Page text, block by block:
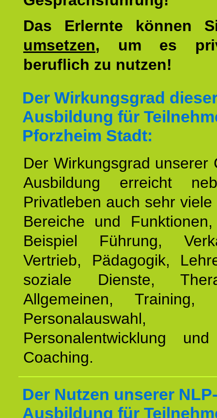
Das Erlernte können
umsetzen, um es
beruflich zu nutzen!
Der Wirkungsgrad
Ausbildung für
Pforzheim Stadt:
Der Wirkungsgrad unserer
Ausbildung erreicht
Privatleben auch sehr
Bereiche und
Beispiel Führung,
Vertrieb, Pädagogik,
soziale Dienste,
Allgemeinen, Training,
Personalauswahl,
Personalentwicklung
Coaching.
Der Nutzen unserer
Ausbildung für